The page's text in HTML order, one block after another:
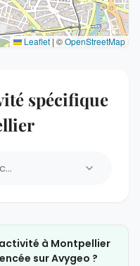
Leaflet | ©OpenStreetMap
spécifique
à Montpellier
sur Avygeo ?